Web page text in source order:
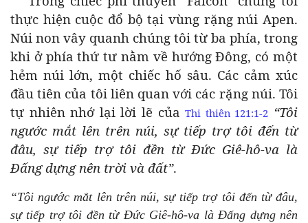
thực hiện cuộc đổ bộ tại vùng rặng núi Apen.
Núi non vây quanh chúng tôi từ ba phía, trong
khi ở phía thứ tư nằm về hướng Đông, có một
hẻm núi lớn, một chiếc hố sâu. Các cảm xúc
đầu tiên của tôi liên quan với các rặng núi. Tôi
tự nhiên nhớ lại lời lẽ củaThi thiên 121:1-2 “Tôi
ngước mắt lên trên núi, sự tiếp trợ tôi đến từ
đâu, sự tiếp trợ tôi đền từ Đức Giê-hô-va là
Đấng dựng nên trời và đất”.
“Tôi ngước mắt lên trên núi, sự tiếp trợ tôi đến từ đâu,
sự tiếp trợ tôi đền từ Đức Giê-hô-va là Đấng dựng nên